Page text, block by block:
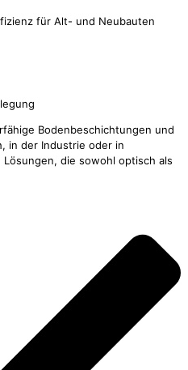
für Alt- und Neubauten
Bodenbeschichtungen und
in der Industrie oder in
die sowohl optisch als